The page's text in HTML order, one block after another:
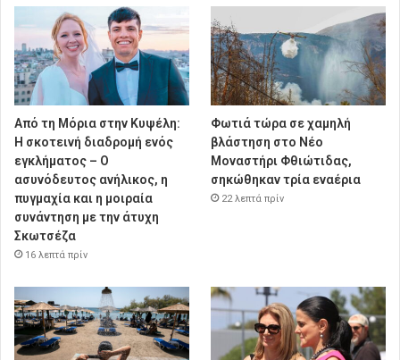
Από τη Μόρια στην Κυψέλη:
Η σκοτεινή διαδρομή ενός
εγκλήματος – Ο
ασυνόδευτος ανήλικος, η
πυγμαχία και η μοιραία
συνάντηση με την άτυχη
Σκωτσέζα
16 λεπτά πρίν
Φωτιά τώρα σε χαμηλή
βλάστηση στο Νέο
Μοναστήρι Φθιώτιδας,
σηκώθηκαν τρία εναέρια
22 λεπτά πρίν